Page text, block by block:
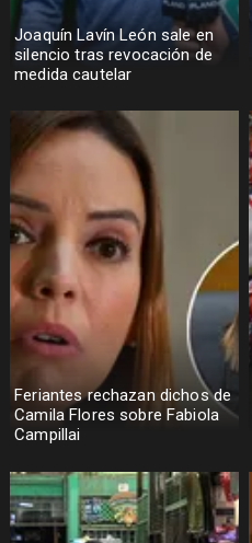
Joaquín Lavín León sale en
silencio tras revocación de
medida cautelar
Feriantes rechazan dichos de
Camila Flores sobre Fabiola
Campillai